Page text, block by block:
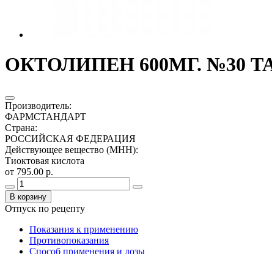
ОКТОЛИПЕН 600МГ. №30
Производитель:
ФАРМСТАНДАРТ
Страна:
РОССИЙСКАЯ ФЕДЕРАЦИЯ
Действующее вещество (МНН):
Тиоктовая кислота
от 795.00 р.
В корзину
Отпуск по рецепту
Показания к применению
Противопоказания
Способ применения и дозы